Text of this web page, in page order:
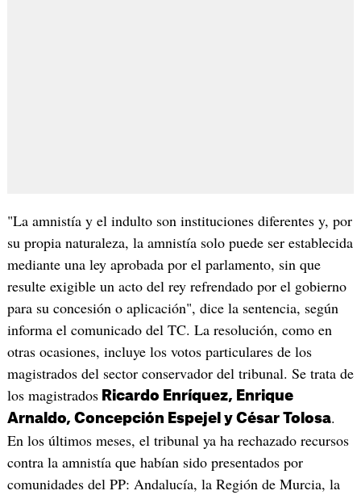
"La amnistía y el indulto son instituciones diferentes y, por
su propia naturaleza, la amnistía solo puede ser establecida
mediante una ley aprobada por el parlamento, sin que
resulte exigible un acto del rey refrendado por el gobierno
para su concesión o aplicación", dice la sentencia, según
informa el comunicado del TC. La resolución, como en
otras ocasiones, incluye los votos particulares de los
magistrados del sector conservador del tribunal. Se trata de
los magistradosRicardo Enríquez, Enrique
Arnaldo, Concepción Espejel y César Tolosa.
En los últimos meses, el tribunal ya ha rechazado recursos
contra la amnistía que habían sido presentados por
comunidades del PP: Andalucía, la Región de Murcia, la